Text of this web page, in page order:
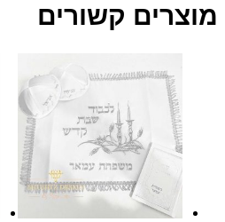
מוצרים קשורים
מחירים:
עד
זה
מספר
סוגים.
ניתן
לבחור
את
האפשרויות
בעמוד